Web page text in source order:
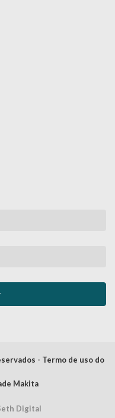
- Termo de uso do
Makita
Digital